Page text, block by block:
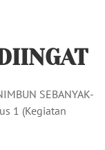
SEBANYAK-
1 (Kegiatan